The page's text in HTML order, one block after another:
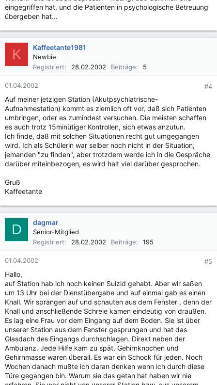
eingegriffen hat, und die Patienten in psychologische Betreuung
übergeben hat...
K Kaffeetante1981
Newbie
Registriert
28.02.2002 Beiträge 5
01.04.2002 #4
Auf meiner jetzigen Station (Akutpsychiatrische-
Aufnahmestation) kommt es ziemlich oft vor, daß sich Patienten
umbringen, oder es zumindest versuchen. Die meisten schaffen
es auch trotz 15minütiger Kontrollen, sich etwas anzutun.
Ich finde, daß mit solchen Situationen recht gut umgegangen
wird. Ich als Schülerin war selber noch nicht in der Situation,
jemanden "zu finden", aber trotzdem werde ich in die Gespräche
darüber miteinbezogen, es wird halt viel darüber gesprochen.
Gruß
Kaffeetante
D dagmar
Senior-Mitglied
Registriert
28.02.2002 Beiträge 195
01.04.2002 #5
Hallo,
auf Station hab ich noch keinen Suizid gehabt. Aber wir saßen
um 13 Uhr bei der Dienstübergabe und auf einmal gab es einen
Knall. Wir sprangen auf und schauten aus dem Fenster , denn der
Knall und anschließende Schreie kamen eindeutig von draußen.
Es lag eine Frau vor dem Eingang auf dem Boden. Sie ist über
unserer Station aus dem Fenster gesprungen und hat das
Glasdach des Eingangs durchschlagen. Direkt neben der
Ambulanz. Jede Hilfe kam zu spät. Gehirnknochen und
Gehirnmasse waren überall. Es war ein Schock für jeden. Noch
Wochen danach mußte ich daran denken wenn ich durch diese
Türe gegangen bin. Warum sie das getan hat haben wir nie